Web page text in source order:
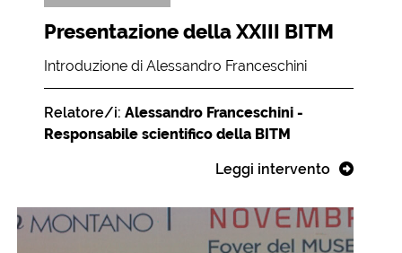
Presentazione della XXIII BITM
Introduzione di Alessandro Franceschini
Relatore/i: Alessandro Franceschini -
Responsabile scientifico della BITM
Leggi intervento